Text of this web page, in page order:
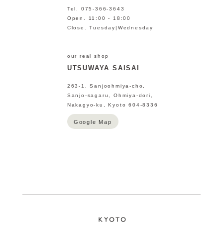
Tel. 075-366-3643
Open. 11:00 - 18:00
Close. Tuesday|Wednesday
our real shop
UTSUWAYA SAISAI
263-1, Sanjoohmiya-cho,
Sanjo-sagaru, Ohmiya-dori,
Nakagyo-ku, Kyoto 604-8336
Google Map